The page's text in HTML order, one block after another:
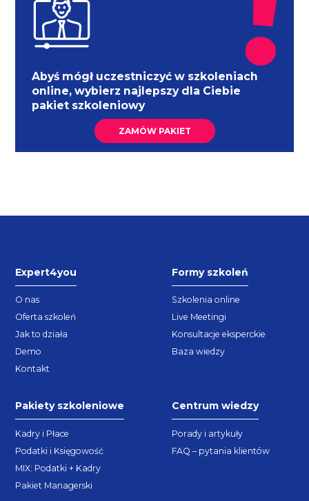
Abyś mógł uczestniczyć w szkoleniach
online, wybierz najlepszy dla Ciebie
pakiet szkoleniowy
ZAMÓW PAKIET
Expert4you
O nas
Oferta szkoleń
Jak to działa
Demo
Kontakt
Formy szkoleń
Szkolenia online
Live Meetingi
Konsultacje eksperckie
Baza wiedzy
Pakiety szkoleniowe
Kadry i Płace
Podatki i Księgowość
MIX: Podatki + Kadry
Pakiet Managerski
Centrum wiedzy
Porady i artykuły
FAQ – pytania klientów